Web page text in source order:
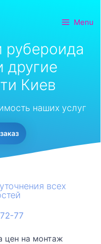
Menu
рубероида
другие
Киев
наших услуг
всех
77
цен на монтаж